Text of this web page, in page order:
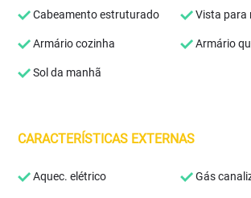
Cabeamento estruturado Vista para
Armário cozinha Armário
Sol da manhã
CARACTERÍSTICAS EXTERNAS
Aquec. elétrico Gás